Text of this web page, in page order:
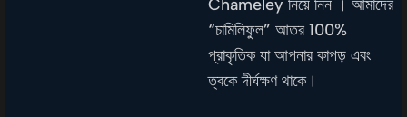
Chameley নিয়ে নিন । আমাদের
“চামিলিফুল” আতর 100%
প্রাকৃতিক যা আপনার কাপড় এবং
ত্বকে দীর্ঘক্ষণ থাকে।